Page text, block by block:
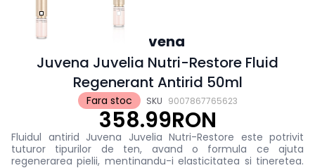
Fara stoc SKU 9007867765623
Juvena
Juvena Juvelia Nutri-Restore Fluid
Regenerant Antirid 50ml
358.99RON
Fluidul antirid Juvena Juvelia Nutri-Restore este potrivit
tuturor tipurilor de ten, avand o formula ce ajuta
regenerarea pielii, mentinandu-i elasticitatea si tineretea.